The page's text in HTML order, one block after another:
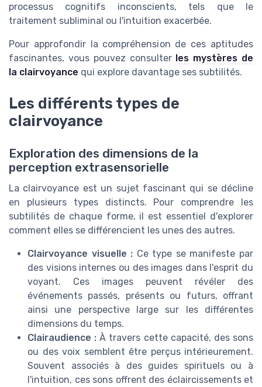
processus cognitifs inconscients, tels que le
traitement subliminal ou l'intuition exacerbée.
Pour approfondir la compréhension de ces aptitudes
fascinantes, vous pouvez consulter les mystères de
la clairvoyance qui explore davantage ses subtilités.
Les différents types de
clairvoyance
Exploration des dimensions de la
perception extrasensorielle
La clairvoyance est un sujet fascinant qui se décline
en plusieurs types distincts. Pour comprendre les
subtilités de chaque forme, il est essentiel d'explorer
comment elles se différencient les unes des autres.
Clairvoyance visuelle : Ce type se manifeste par
des visions internes ou des images dans l'esprit du
voyant. Ces images peuvent révéler des
événements passés, présents ou futurs, offrant
ainsi une perspective large sur les différentes
dimensions du temps.
Clairaudience : À travers cette capacité, des sons
ou des voix semblent être perçus intérieurement.
Souvent associés à des guides spirituels ou à
l'intuition, ces sons offrent des éclaircissements et